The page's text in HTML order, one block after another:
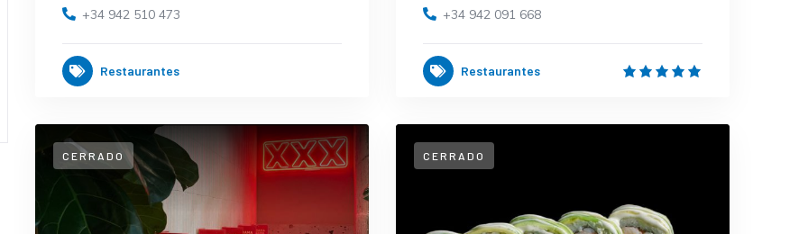
+34 942 510 473
Restaurantes
+34 942 091 668
Restaurantes
CERRADO CERRADO